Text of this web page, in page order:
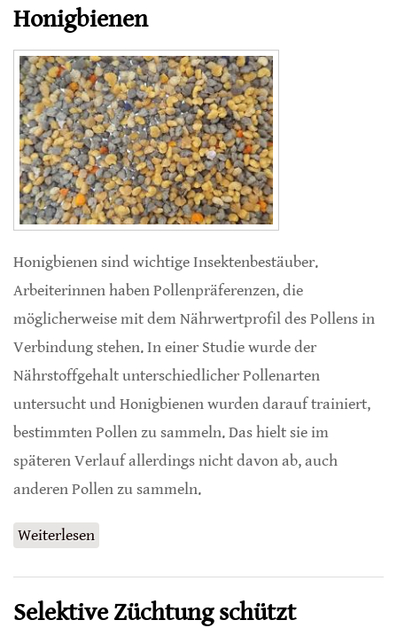
Honigbienen
Honigbienen sind wichtige Insektenbestäuber.
Arbeiterinnen haben Pollenpräferenzen, die
möglicherweise mit dem Nährwertprofil des Pollens in
Verbindung stehen. In einer Studie wurde der
Nährstoffgehalt unterschiedlicher Pollenarten
untersucht und Honigbienen wurden darauf trainiert,
bestimmten Pollen zu sammeln. Das hielt sie im
späteren Verlauf allerdings nicht davon ab, auch
anderen Pollen zu sammeln.
Weiterlesen
Selektive Züchtung schützt